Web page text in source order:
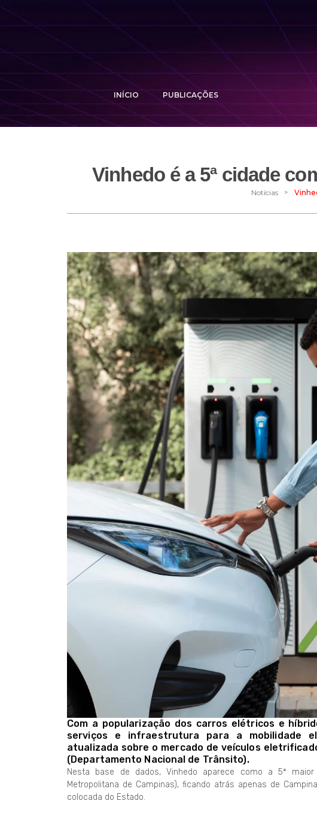
INÍCIO PUBLICAÇÕES
Vinhedo é a 5ª cidade
Notícias >
Com a popularização dos carros elétricos e
serviços e infraestrutura para a mobilidade
atualizada sobre o mercado de veículos
(Departamento Nacional de Trânsito).
Nesta base de dados, Vinhedo aparece como a 5ª
Metropolitana de Campinas), ficando atrás apenas de
colocada do Estado.